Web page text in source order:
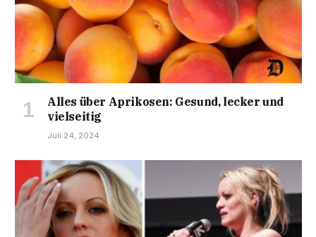
Alles über Aprikosen: Gesund, lecker und
vielseitig
Juli 24, 2024